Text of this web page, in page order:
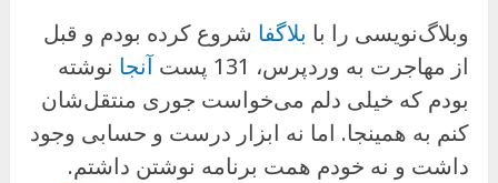
وبلاگ‌نویسی را با بلاگفا شروع کرده بودم و قبل
از مهاجرت به وردپرس، 131 پست
آنجا نوشته
بودم که خیلی دلم می‌خواست جوری منتقل‌شان
کنم به همینجا. اما نه ابزار درست و حسابی وجود
داشت و نه خودم همت برنامه نوشتن داشتم.